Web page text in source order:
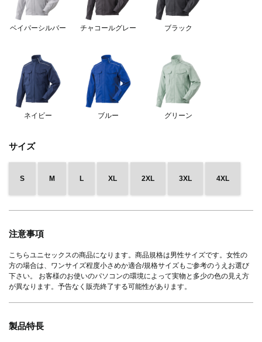
ベイパーシルバー チャコールグレー ブラック
ネイビー ブルー グリーン
サイズ
S M L XL 2XL 3XL 4XL
注意事項
こちらユニセックスの商品になります。商品規格は男性サイズです。女性の
方の場合は、ワンサイズ程度小さめか適合/規格サイズもご参考のうえお選び
下さい。 お客様のお使いのパソコンの環境によって実物と多少の色の見え方
が異なります。予告なく販売終了する可能性があります。
製品特長